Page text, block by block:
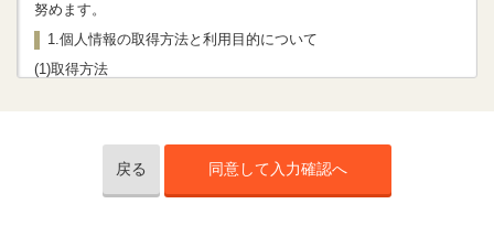
努めます。
1.個人情報の取得方法と利用目的について
(1)取得方法
報をお聞きいたします。
当社では主に当社ホームページ等を通じて保険商品の資料請求・保
険相談予約・商談（オンライン商談を含む）させていただいた際、
お客さまの個人情報を取得いたしますが、このほか、資料請求はが
戻る 同意して入力確認へ